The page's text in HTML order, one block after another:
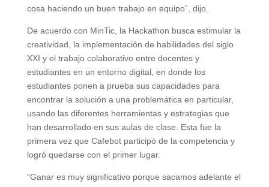
cosa haciendo un buen trabajo en equipo”, dijo.
De acuerdo con MinTic, la Hackathon busca estimular la
creatividad, la implementación de habilidades del siglo
XXI y el trabajo colaborativo entre docentes y
estudiantes en un entorno digital, en donde los
estudiantes ponen a prueba sus capacidades para
encontrar la solución a una problemática en particular,
usando las diferentes herramientas y estrategias que
han desarrollado en sus aulas de clase. Esta fue la
primera vez que Cafebot participó de la competencia y
logró quedarse con el primer lugar.
“Ganar es muy significativo porque sacamos adelante el